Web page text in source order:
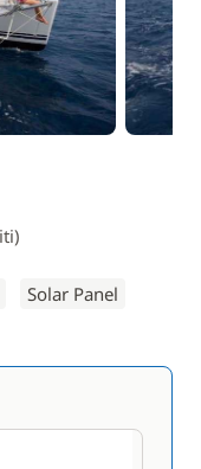
Solar Panel